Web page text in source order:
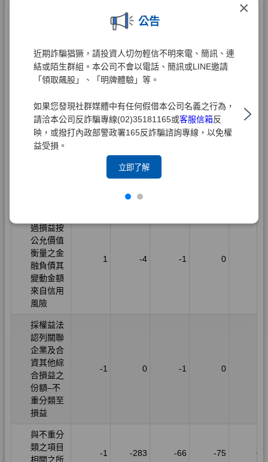
×
公告
近期詐騙猖獗，請投資人切勿輕信不明來電、簡訊、連
結或陌生群組。本公司不會以電話、簡訊或LINE邀請
「領取飆股」、「明牌體驗」等。
如果您發現社群媒體中有任何假借本公司名義之行為，
請洽本公司反詐騙專線(02)35181165或客服信箱反
映，或撥打內政部警政署165反詐騙諮詢專線，以免權
益受損。
立即了解